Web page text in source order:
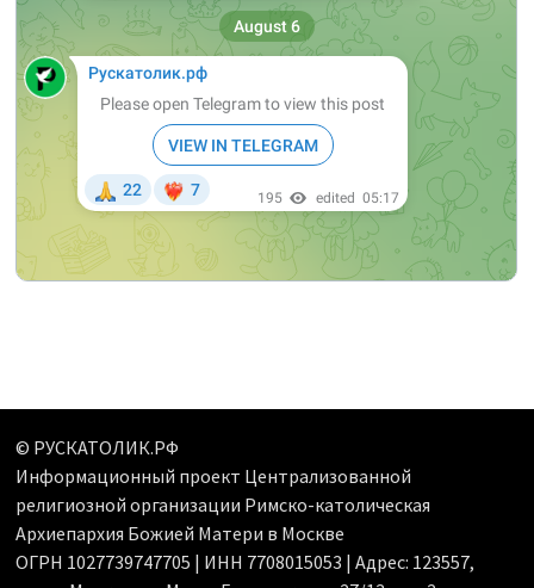
© РУСКАТОЛИК.РФ
Информационный проект Централизованной
религиозной организации Римско-католическая
Архиепархия Божией Матери в Москве
ОГРН 1027739747705 | ИНН 7708015053 | Адрес: 123557,